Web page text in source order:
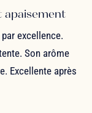
apaisement
excellence.
Son arôme
Excellente après